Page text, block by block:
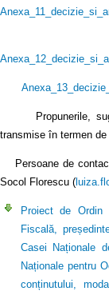
Propunerile,
transmise în termen
Persoane de
Socol Florescu (
Proiect de Ordin
Fiscală,
Casei Naționale
Naționale pentru
conținutului,